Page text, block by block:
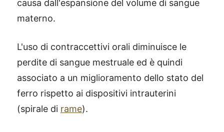
causa dall'espansione del volume di sangue
materno.
L'uso di contraccettivi orali diminuisce le
perdite di sangue mestruale ed è quindi
associato a un miglioramento dello stato del
ferro rispetto ai dispositivi intrauterini
(spirale di rame).